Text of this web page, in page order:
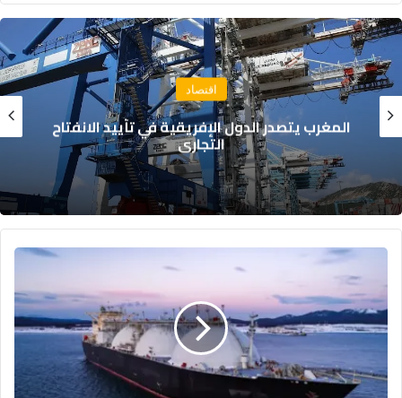
اقتصاد
الحكومة تحدد الأولويات الكبرى لمشروع قانون
مالية 2027
واردات
أوروبا
من
المسال
تسجل